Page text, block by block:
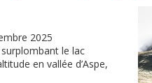
2025
le lac
en vallée d’Aspe,